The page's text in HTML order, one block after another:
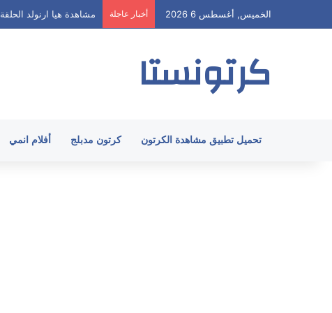
الخميس, أغسطس 6 2026 أخبار عاجلة مشاهدة هيا ارنولد الحلقة 62 مدبلج HD جميع الحلقات
كرتونستا
تحميل تطبيق مشاهدة الكرتون كرتون مدبلج أفلام انمي